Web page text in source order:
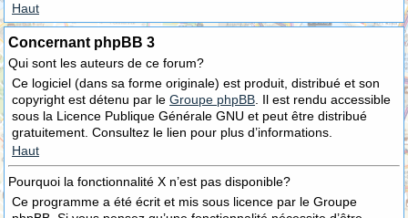
Haut
Concernant phpBB 3
Qui sont les auteurs de ce forum?
Ce logiciel (dans sa forme originale) est produit, distribué et son
copyright est détenu par le Groupe phpBB . Il est rendu accessible
sous la Licence Publique Générale GNU et peut être distribué
gratuitement. Consultez le lien pour plus d’informations.
Haut
Pourquoi la fonctionnalité X n’est pas disponible?
Ce programme a été écrit et mis sous licence par le Groupe